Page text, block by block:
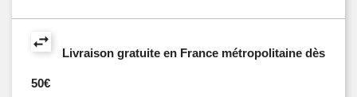
Livraison gratuite en France métropolitaine dès
50€